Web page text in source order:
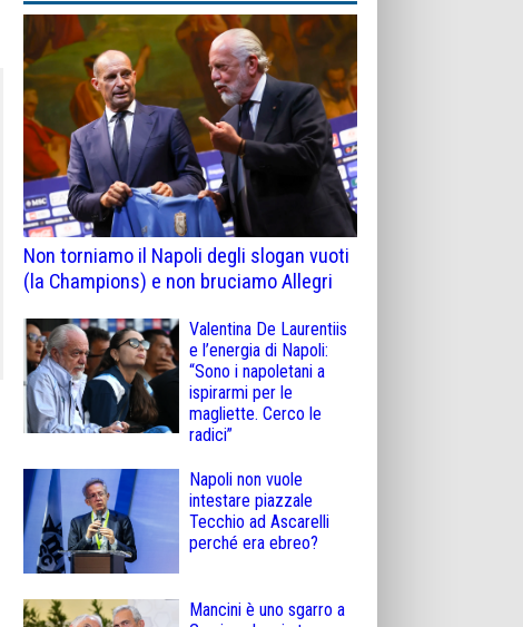
Non torniamo il Napoli degli slogan vuoti
(la Champions) e non bruciamo Allegri
Valentina De Laurentiis
e l’energia di Napoli:
“Sono i napoletani a
ispirarmi per le
magliette. Cerco le
radici”
Napoli non vuole
intestare piazzale
Tecchio ad Ascarelli
perché era ebreo?
Mancini è uno sgarro a